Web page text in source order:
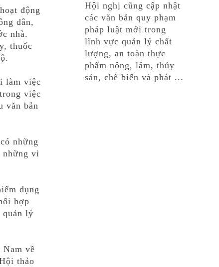
động
dân,
nhà.
thuốc
làm việc
việc
văn bản
những
những vi
dụng
hợp
quản lý
về
thảo
Hội nghị cũng cập nhật
các văn bản quy phạm
pháp luật mới trong
lĩnh vực quản lý chất
lượng, an toàn thực
phẩm nông, lâm, thủy
sản, chế biến và phát ...